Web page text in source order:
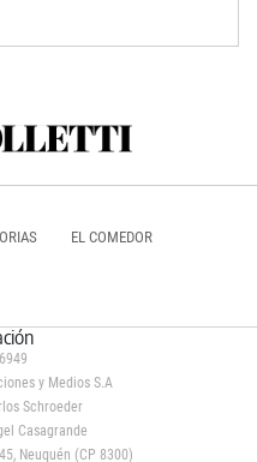
EL COMEDOR
6949
y Medios S.A
Schroeder
Casagrande
Neuquén (CP 8300)